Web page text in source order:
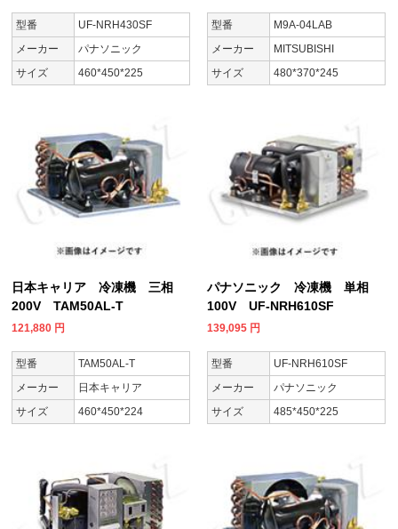
型番
UF-NRH430SF
メーカー
パナソニック
サイズ
460*450*225
型番
M9A-04LAB
メーカー
MITSUBISHI
サイズ
480*370*245
日本キャリア 冷凍機 三相
200V TAM50AL-T
121,880 円
型番
TAM50AL-T
メーカー
日本キャリア
サイズ
460*450*224
パナソニック 冷凍機 単相
100V UF-NRH610SF
139,095 円
型番
UF-NRH610SF
メーカー
パナソニック
サイズ
485*450*225